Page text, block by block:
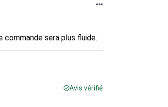
commande sera plus fluide.
Avis vérifié